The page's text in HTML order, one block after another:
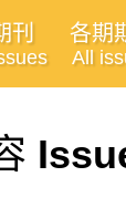
刊 各期
All